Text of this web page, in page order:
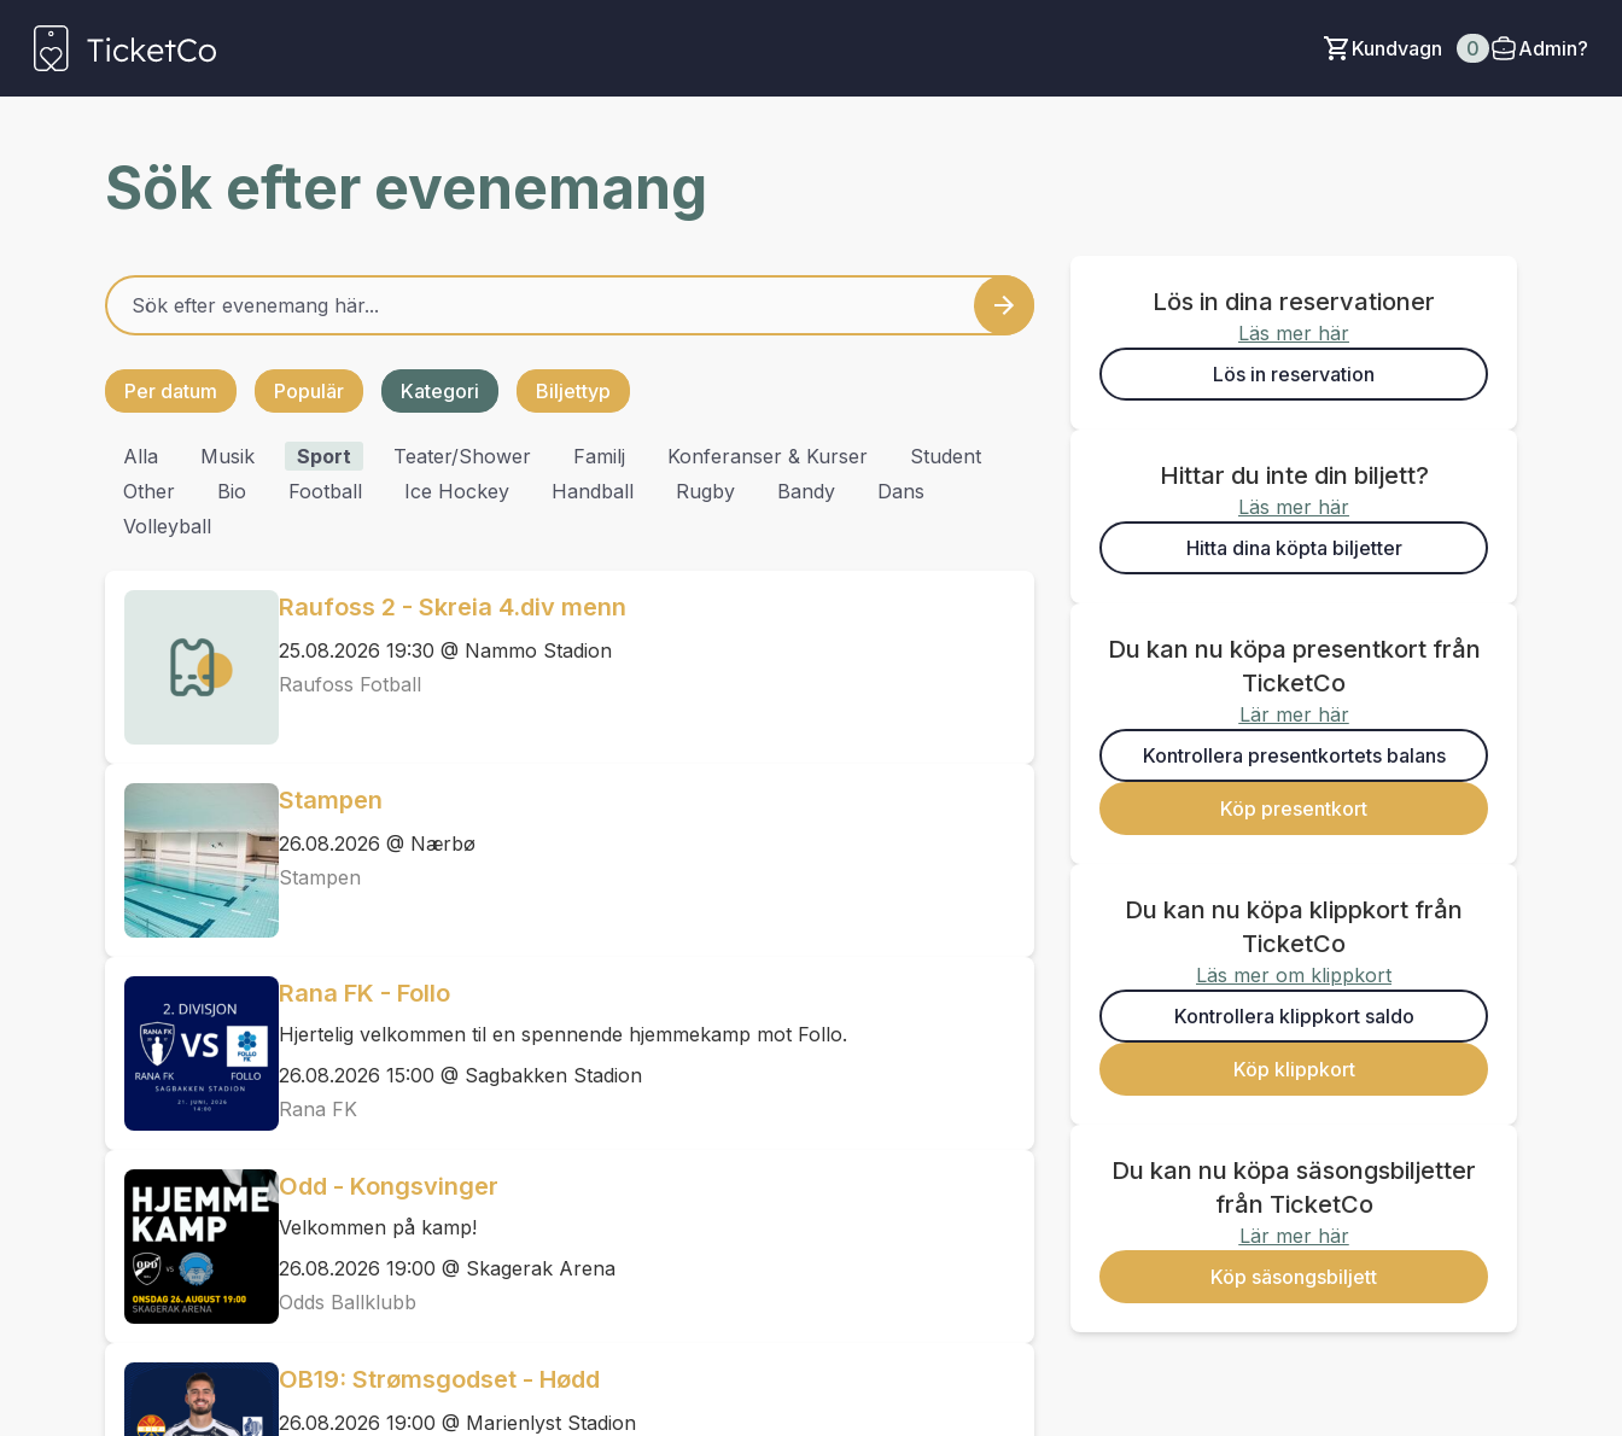
Kundvagn 0 Admin?
Sök efter evenemang
Per datum Populär Kategori Biljettyp
Alla Musik Sport Teater/shower Familj Konferanser & Kurser
Student
Other
Bio Football Ice Hockey Handball Rugby Bandy
Dans
Volleyball
Raufoss 2 - Skreia 4.div menn
25.08.2026 19:30 @ Nammo Stadion
Raufoss Fotball
Stampen
26.08.2026 @ Nærbø
Stampen
Rana FK - Follo
Hjertelig velkommen til en spennende hjemmekamp mot Follo.
26.08.2026 15:00 @ Sagbakken Stadion
Rana FK
Odd - Kongsvinger
Velkommen på kamp!
26.08.2026 19:00 @ Skagerak Arena
Odds Ballklubb
OB19: Strømsgodset - Hødd
26.08.2026 19:00 @ Marienlyst Stadion
Lös in dina reservationer
Läs mer här
Lös in reservation
Hittar du inte din biljett?
Läs mer här
Hitta dina köpta biljetter
Du kan nu köpa presentkort från
TicketCo
Lär mer här
Kontrollera presentkortets balans
Köp presentkort
Du kan nu köpa klippkort från
TicketCo
Läs mer om klippkort
Kontrollera klippkort saldo
Köp klippkort
Du kan nu köpa säsongsbiljetter
från TicketCo
Lär mer här
Köp säsongsbiljett